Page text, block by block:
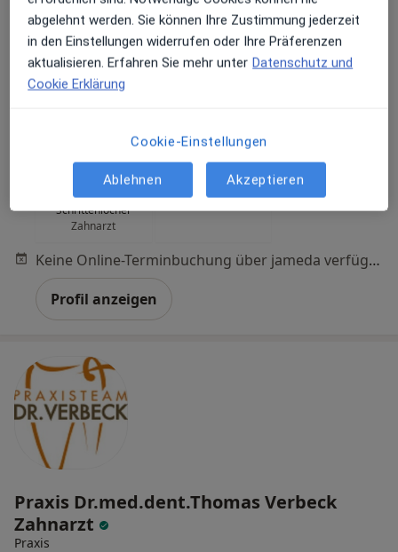
Zahn-Klinik
198 Bewertungen
Hauptstr. 35, Frechen
Dr. med. dent.
Matthias
Schrittenlocher
Zahnarzt
Helen Weber
Zahnarzt
Keine Online-Terminbuchung über jameda verfügbar
Profil anzeigen
Praxis Dr.med.dent.Thomas Verbeck
Zahnarzt
Praxis
abgelehnt werden. Sie können Ihre Zustimmung jederzeit
in den Einstellungen widerrufen oder Ihre Präferenzen
aktualisieren. Erfahren Sie mehr unter Datenschutz und
Cookie Erklärung
Cookie-Einstellungen
Ablehnen Akzeptieren